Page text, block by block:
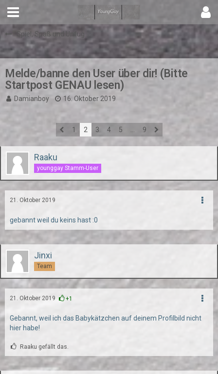
Spiel, Spaß und Unfug
Melde/banne den User über dir! (Bitte
Startpost GENAU lesen)
Damianboy 16. Oktober 2019
1 2 3 4 5 9
Raaku
younggay Stamm-User
21. Oktober 2019
gebannt weil du keins hast :0
Jinxi
Team
21. Oktober 2019 +1
Gebannt, weil ich das Babykätzchen auf deinem Profilbild nicht
hier habe!
Raaku gefällt das.